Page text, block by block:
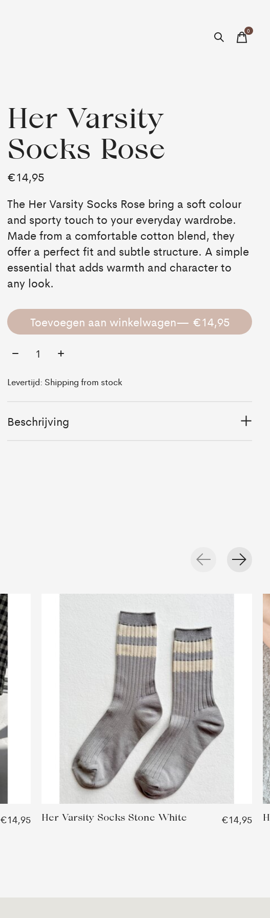
0items
Her Varsity
Socks Rose
€14,95
The Her Varsity Socks Rose bring a soft colour
and sporty touch to your everyday wardrobe.
Made from a comfortable cotton blend, they
offer a perfect fit and subtle structure. A simple
essential that adds warmth and character to
any look.
Toevoegen aan winkelwagen
— €14,95
Aantal:
Levertijd: Shipping from stock
Beschrijving
€14,95 Her Varsity Socks Stone White €14,95